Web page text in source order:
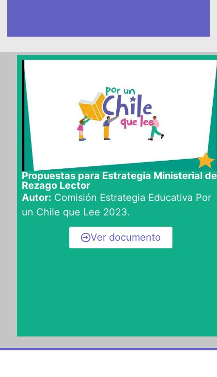
Propuestas para Estrategia Ministerial de
Rezago Lector
Autor: Comisión Estrategia Educativa Por
un Chile que Lee 2023.
Ver documento